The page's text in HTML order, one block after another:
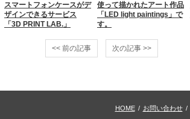
スマートフォンケースがデ
ザインできるサービス
「3D PRINT LAB.」
使って描かれたアート作品
「LED light paintings」で
す。
<< 前の記事 次の記事 >>
HOME / お問い合わせ /